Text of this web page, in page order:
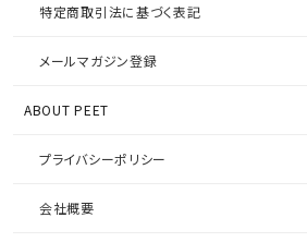
特定商取引法に基づく表記
メールマガジン登録
ABOUT PEET
プライバシーポリシー
会社概要